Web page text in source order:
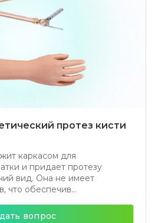
протез кисти
каркасом для
и придает протезу
вид. Она не имеет
что обеспечив...
вопрос